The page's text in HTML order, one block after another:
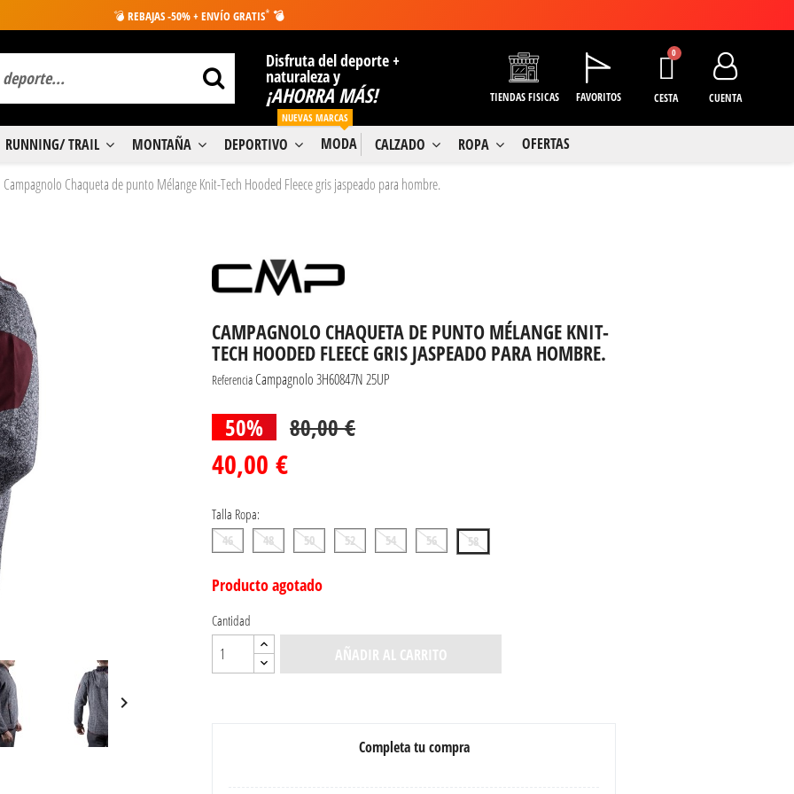
💣 REBAJAS -50% + ENVÍO GRATIS* 💣
Disfruta del deporte +
naturaleza y
¡AHORRA MÁS! TIENDAS FISICAS FAVORITOS CESTA CUENTA
RUNNING/ TRAIL MONTAÑA DEPORTIVO MODA
NUEVAS MARCAS
CALZADO ROPA OFERTAS
Campagnolo Chaqueta de punto Mélange Knit-Tech Hooded Fleece gris jaspeado para hombre.

CAMPAGNOLO CHAQUETA DE PUNTO MÉLANGE KNIT-
TECH HOODED FLEECE GRIS JASPEADO PARA HOMBRE.
Referencia Campagnolo 3H60847N 25UP
50% 80,00 €
40,00 €
Talla Ropa:
46 48 50 52 54 56 58
Producto agotado
Cantidad
AÑADIR AL CARRITO
Completa tu compra